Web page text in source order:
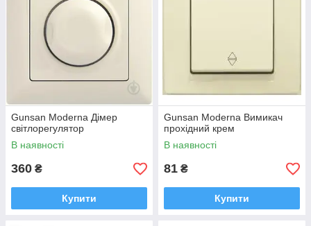
Gunsan Moderna Дімер
світлорегулятор
В наявності
360 ₴
Купити
Gunsan Moderna Вимикач
прохідний крем
В наявності
81 ₴
Купити